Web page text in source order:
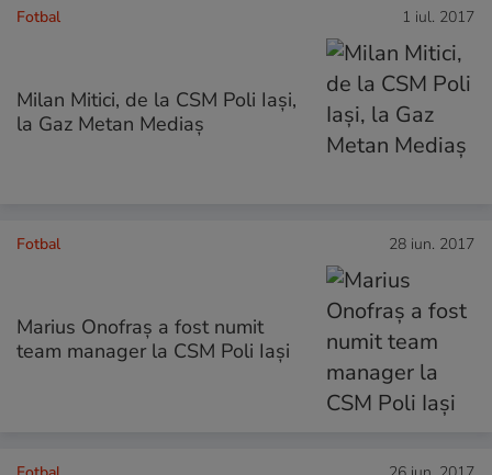
Fotbal 1 iul. 2017
Milan Mitici, de la CSM Poli Iași,
la Gaz Metan Mediaș
Fotbal 28 iun. 2017
Marius Onofraş a fost numit
team manager la CSM Poli Iaşi